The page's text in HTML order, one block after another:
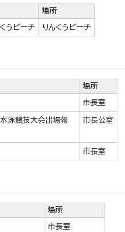
場所
うビーチ りんくうビーチ
場所
市長室
泳競技大会出場報
市長公室
市長室
場所
市長室